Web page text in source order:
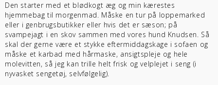
Den starter med et blødkogt æg og min kærestes
hjemmebag til morgenmad. Måske en tur på loppemarked
eller i genbrugsbutikker eller hvis det er sæson; på
svampejagt i en skov sammen med vores hund Knudsen. Så
skal der gerne være et stykke eftermiddagskage i sofaen og
måske et karbad med hårmaske, ansigtspleje og hele
molevitten, så jeg kan trille helt frisk og velplejet i seng (i
nyvasket sengetøj, selvfølgelig).